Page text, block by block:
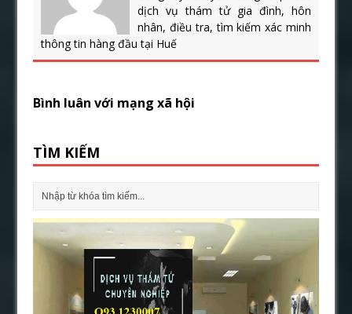
dịch vụ thám tử gia đình, hôn
nhân, điều tra, tìm kiếm xác minh
thông tin hàng đầu tại Huế
Bình luân với mạng xã hội
TÌM KIẾM